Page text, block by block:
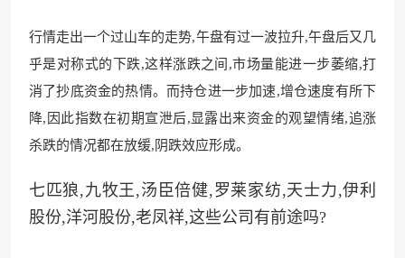
行情走出一个过山车的走势,午盘有过一波拉升,午盘后又几
乎是对称式的下跌,这样涨跌之间,市场量能进一步萎缩,打
消了抄底资金的热情。而持仓进一步加速,增仓速度有所下
降,因此指数在初期宣泄后,显露出来资金的观望情绪,追涨
杀跌的情况都在放缓,阴跌效应形成。
七匹狼,九牧王,汤臣倍健,罗莱家纺,天士力,伊利
股份,洋河股份,老凤祥,这些公司有前途吗?